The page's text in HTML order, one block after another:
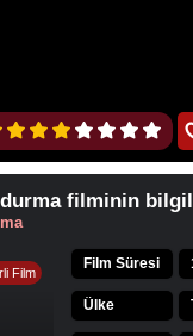
filminin
Film
Film Süresi
Ülke